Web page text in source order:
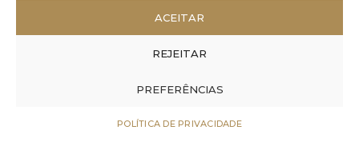
ACEITAR
REJEITAR
PREFERÊNCIAS
POLÍTICA DE PRIVACIDADE